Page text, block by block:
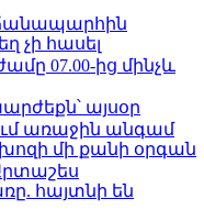
ճանապարհին
չի հասել
07.00-ից մինչև
այսօր
առաջին անգամ
մի քանի օրգան
հայտնի են